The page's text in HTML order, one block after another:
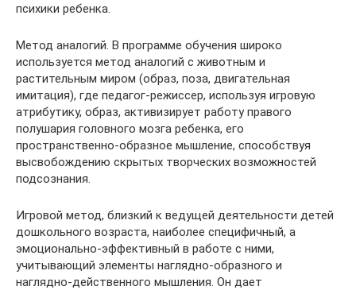
психики ребенка.
Метод аналогий. В программе обучения широко
используется метод аналогий с животным и
растительным миром (образ, поза, двигательная
имитация), где педагог-режиссер, используя игровую
атрибутику, образ, активизирует работу правого
полушария головного мозга ребенка, его
пространственно-образное мышление, способствуя
высвобождению скрытых творческих возможностей
подсознания.
Игровой метод, близкий к ведущей деятельности детей
дошкольного возраста, наиболее специфичный, а
эмоционально-эффективный в работе с ними,
учитывающий элементы наглядно-образного и
наглядно-действенного мышления. Он дает